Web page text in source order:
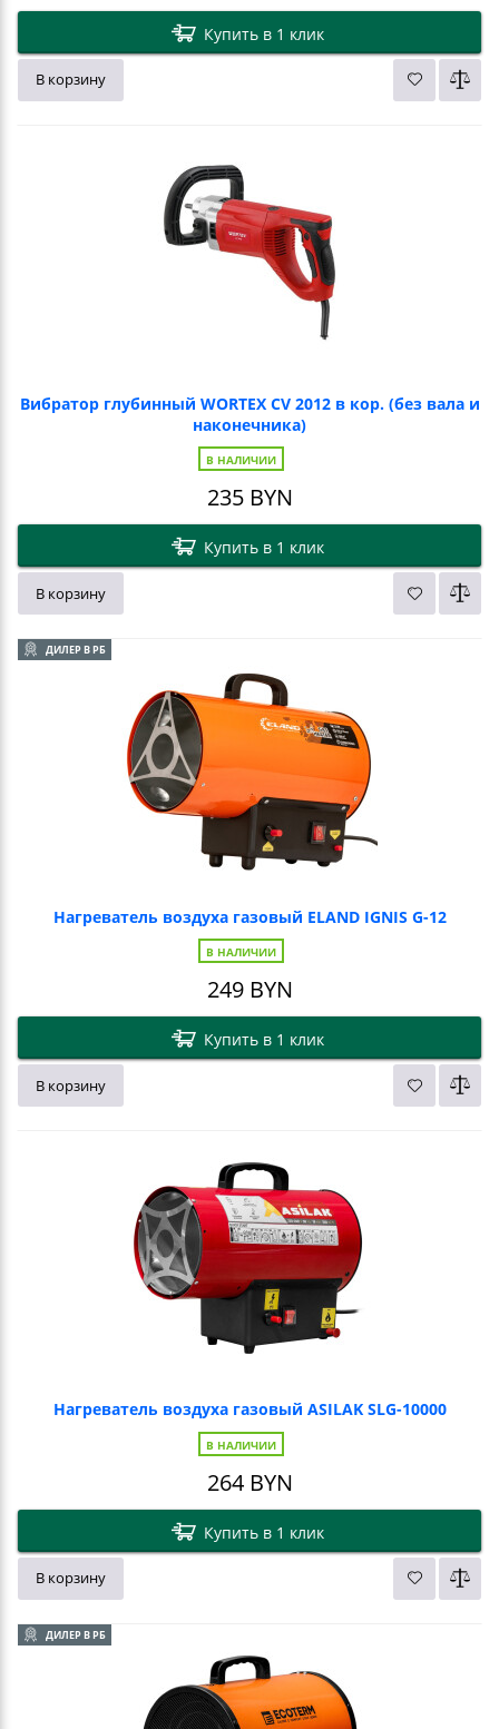
Купить в 1 клик
В корзину
Вибратор глубинный WORTEX CV 2012 в кор. (без вала и
наконечника)
В НАЛИЧИИ
235BYN
Купить в 1 клик
В корзину
ДИЛЕР В РБ
Нагреватель воздуха газовый ELAND IGNIS G-12
В НАЛИЧИИ
249BYN
Купить в 1 клик
В корзину
Нагреватель воздуха газовый ASILAK SLG-10000
В НАЛИЧИИ
264BYN
Купить в 1 клик
В корзину
ДИЛЕР В РБ